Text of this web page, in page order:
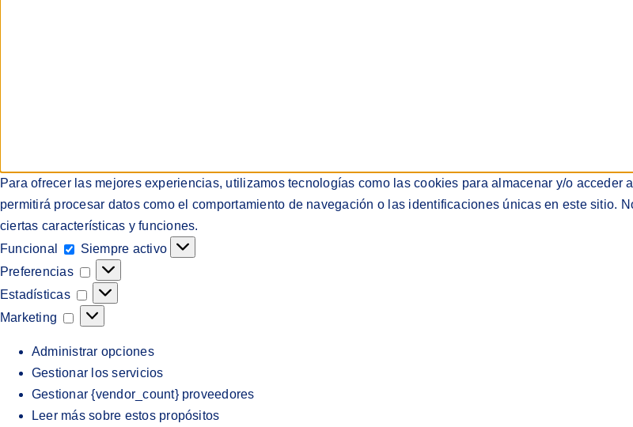
Para ofrecer las mejores experiencias, utilizamos tecnologías como las cookies para almacenar y/o
permitirá procesar datos como el comportamiento de navegación o las identificaciones únicas en este sitio.
ciertas características y funciones.
Funcional
Funcional
Siempre activo
Preferencias
Preferencias
Estadísticas
Estadísticas
Marketing
Marketing
Administrar opciones
Gestionar los servicios
Gestionar {vendor_count} proveedores
Leer más sobre estos propósitos